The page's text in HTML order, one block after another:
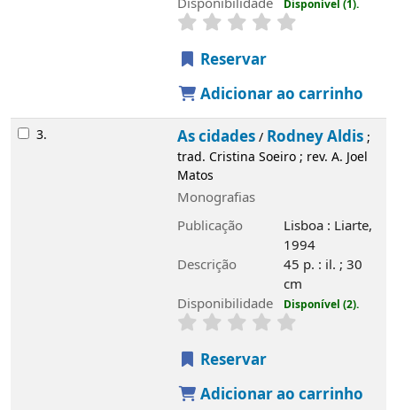
Disponível (1).
Reservar
Adicionar ao carrinho
3. As cidades/ Rodney Aldis;
trad. Cristina Soeiro ; rev. A. Joel
Matos
Monografias
Publicação
Lisboa : Liarte,
1994
Descrição
45 p. : il. ; 30
cm
Disponibilidade
Disponível (2).
Reservar
Adicionar ao carrinho